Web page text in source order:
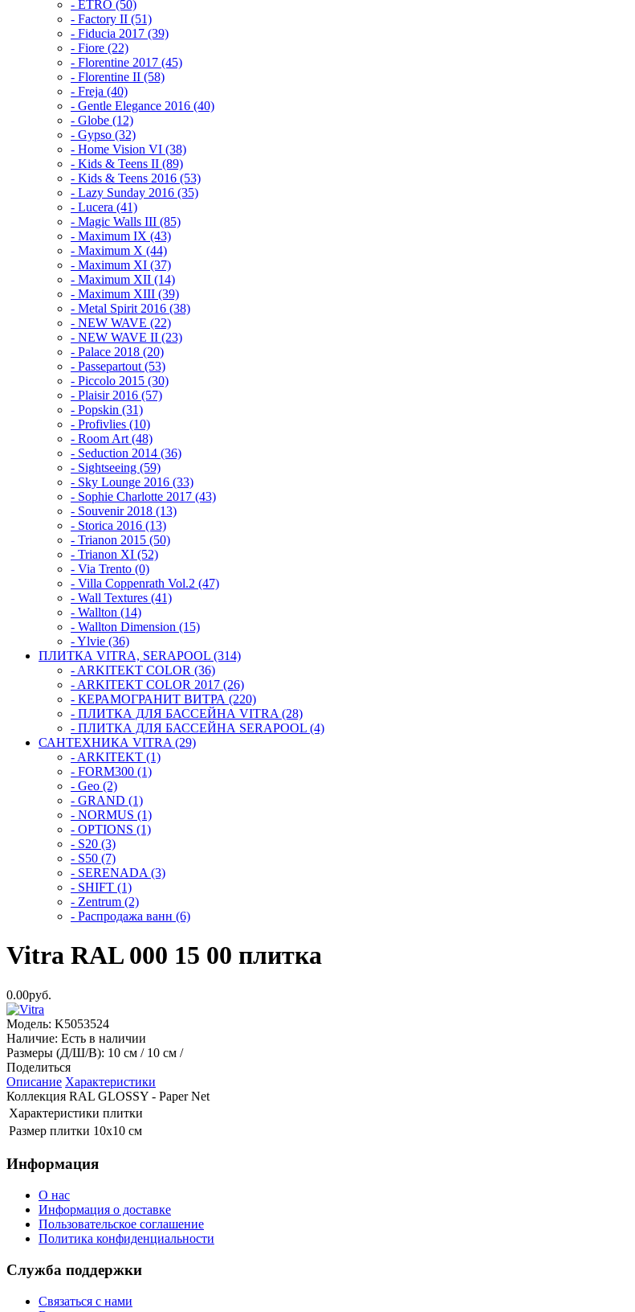
- ETRO (50)
- Factory II (51)
- Fiducia 2017 (39)
- Fiore (22)
- Florentine 2017 (45)
- Florentine II (58)
- Freja (40)
- Gentle Elegance 2016 (40)
- Globe (12)
- Gypso (32)
- Home Vision VI (38)
- Kids & Teens II (89)
- Kids & Teens 2016 (53)
- Lazy Sunday 2016 (35)
- Lucera (41)
- Magic Walls III (85)
- Maximum IX (43)
- Maximum X (44)
- Maximum XI (37)
- Maximum XII (14)
- Maximum XIII (39)
- Metal Spirit 2016 (38)
- NEW WAVE (22)
- NEW WAVE II (23)
- Palace 2018 (20)
- Passepartout (53)
- Piccolo 2015 (30)
- Plaisir 2016 (57)
- Popskin (31)
- Profivlies (10)
- Room Art (48)
- Seduction 2014 (36)
- Sightseeing (59)
- Sky Lounge 2016 (33)
- Sophie Charlotte 2017 (43)
- Souvenir 2018 (13)
- Storica 2016 (13)
- Trianon 2015 (50)
- Trianon XI (52)
- Via Trento (0)
- Villa Coppenrath Vol.2 (47)
- Wall Textures (41)
- Wallton (14)
- Wallton Dimension (15)
- Ylvie (36)
ПЛИТКА VITRA, SERAPOOL (314)
- ARKITEKT COLOR (36)
- ARKITEKT COLOR 2017 (26)
- КЕРАМОГРАНИТ ВИТРА (220)
- ПЛИТКА ДЛЯ БАССЕЙНА VITRA (28)
- ПЛИТКА ДЛЯ БАССЕЙНА SERAPOOL (4)
САНТЕХНИКА VITRA (29)
- ARKITEKT (1)
- FORM300 (1)
- Geo (2)
- GRAND (1)
- NORMUS (1)
- OPTIONS (1)
- S20 (3)
- S50 (7)
- SERENADA (3)
- SHIFT (1)
- Zentrum (2)
- Распродажа ванн (6)
Vitra RAL 000 15 00 плитка
0.00руб.
Модель: K5053524
Наличие: Есть в наличии
Размеры (Д/Ш/В): 10 см / 10 см /
Поделиться
Описание Характеристики
Коллекция RAL GLOSSY - Paper Net
Характеристики плитки
Размер плитки 10x10 см
Информация
О нас
Информация о доставке
Пользовательское соглашение
Политика конфиденциальности
Служба поддержки
Связаться с нами